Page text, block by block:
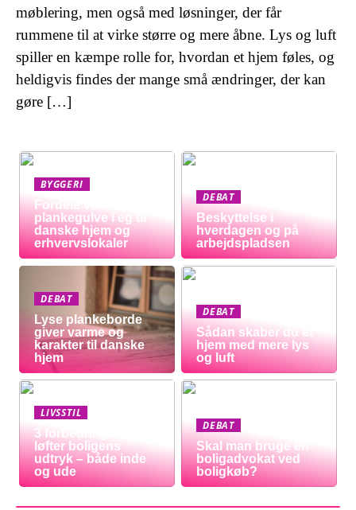
møblering, men også med løsninger, der får
rummene til at virke større og mere åbne. Lys og luft
spiller en kæmpe rolle for, hvordan et hjem føles, og
heldigvis findes der mange små ændringer, der kan
gøre […]
BYGGERI
Fordele ved
plankegulve i eg til
danske hjem og
erhvervslokaler
DEBAT
Beskyttelse i
hverdagen og på
arbejdspladsen
DEBAT
Lyse plankeborde
giver varme og
karakter til danske
hjem
DEBAT
Sådan skaber du et
hjem med mere lys
og luft
LIVSSTIL
3 forbedringer der
løfter boligens
udtryk – både inde
og ude
DEBAT
Skal man bruge en
boligadvokat ved
boligkøb?